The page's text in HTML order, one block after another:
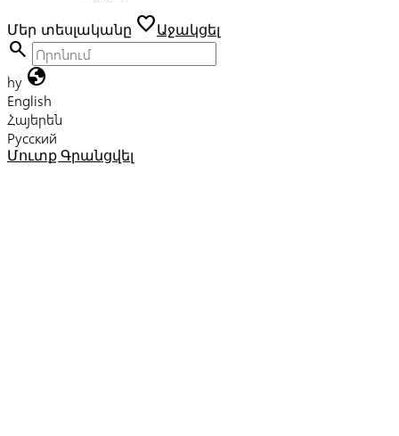
Մեր տեսլականը favoriteԱջակցել
search
hy globe
English
Հայերեն
Русский
Մուտք Գրանցվել